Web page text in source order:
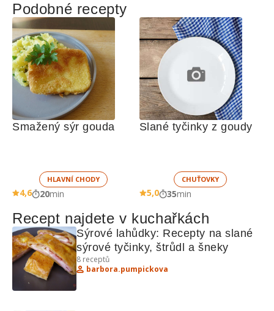
Podobné recepty
Smažený sýr gouda
HLAVNÍ CHODY
4,6 20min
Slané tyčinky z goudy
CHUŤOVKY
5,0 35min
Recept najdete v kuchařkách
Sýrové lahůdky: Recepty na slané
sýrové tyčinky, štrůdl a šneky
8 receptů
barbora.pumpickova